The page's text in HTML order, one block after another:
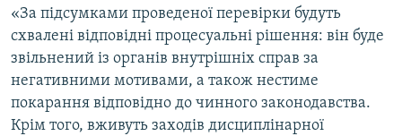
«За підсумками проведеної перевірки будуть
схвалені відповідні процесуальні рішення: він буде
звільнений із органів внутрішніх справ за
негативними мотивами, а також нестиме
покарання відповідно до чинного законодавства.
Крім того, вживуть заходів дисциплінарної